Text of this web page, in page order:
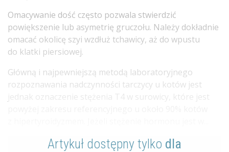
Omacywanie dość często pozwala stwierdzić
powiększenie lub asymetrię gruczołu. Należy dokładnie
omacać okolicę szyi wzdłuż tchawicy, aż do wpustu
do klatki piersiowej.
Główną i najpewniejszą metodą laboratoryjnego
rozpoznawania nadczynności tarczycy u kotów jest
jednak oznaczenie stężenia T4 w surowicy, które jest
Artykuł dostępny tylko dla